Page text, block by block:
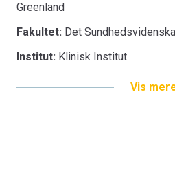
Greenland
Fakultet: Det
Institut: Klinisk Institut
Vis